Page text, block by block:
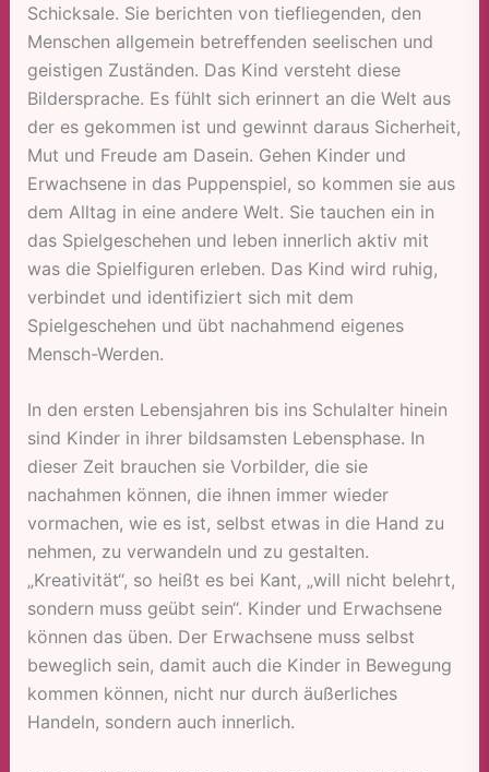
Schicksale. Sie berichten von tiefliegenden, den
Menschen allgemein betreffenden seelischen und
geistigen Zuständen. Das Kind versteht diese
Bildersprache. Es fühlt sich erinnert an die Welt aus
der es gekommen ist und gewinnt daraus Sicherheit,
Mut und Freude am Dasein. Gehen Kinder und
Erwachsene in das Puppenspiel, so kommen sie aus
dem Alltag in eine andere Welt. Sie tauchen ein in
das Spielgeschehen und leben innerlich aktiv mit
was die Spielfiguren erleben. Das Kind wird ruhig,
verbindet und identifiziert sich mit dem
Spielgeschehen und übt nachahmend eigenes
Mensch-Werden.
In den ersten Lebensjahren bis ins Schulalter hinein
sind Kinder in ihrer bildsamsten Lebensphase. In
dieser Zeit brauchen sie Vorbilder, die sie
nachahmen können, die ihnen immer wieder
vormachen, wie es ist, selbst etwas in die Hand zu
nehmen, zu verwandeln und zu gestalten.
„Kreativität“, so heißt es bei Kant, „will nicht belehrt,
sondern muss geübt sein“. Kinder und Erwachsene
können das üben. Der Erwachsene muss selbst
beweglich sein, damit auch die Kinder in Bewegung
kommen können, nicht nur durch äußerliches
Handeln, sondern auch innerlich.